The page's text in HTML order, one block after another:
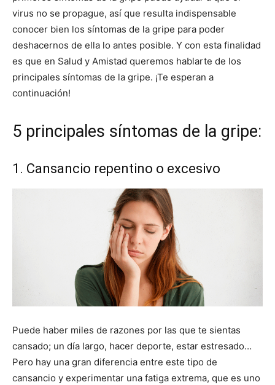
virus no se propague, así que resulta indispensable
conocer bien los síntomas de la gripe para poder
deshacernos de ella lo antes posible. Y con esta finalidad
es que en Salud y Amistad queremos hablarte de los
principales síntomas de la gripe. ¡Te esperan a
continuación!
5 principales síntomas de la gripe:
1. Cansancio repentino o excesivo
Puede haber miles de razones por las que te sientas
cansado; un día largo, hacer deporte, estar estresado…
Pero hay una gran diferencia entre este tipo de
cansancio y experimentar una fatiga extrema, que es uno